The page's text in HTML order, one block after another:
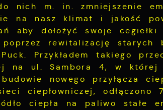
nich m. in. zmniejszenie
na nasz klimat i jakość
aby dołożyć swoje
rewitalizację starych
Przykładem takiego
na ul. Sambora 4, w
nowego przyłącza
ciepłowniczej, odłączono
ciepła na paliwo stałe